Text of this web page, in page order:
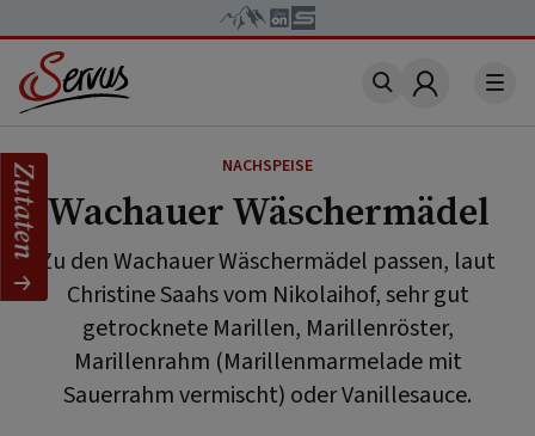
Account
NACHSPEISE
Wachauer Wäschermädel
Zu den Wachauer Wäschermädel passen, laut
Christine Saahs vom Nikolaihof, sehr gut
getrocknete Marillen, Marillenröster,
Marillenrahm (Marillenmarmelade mit
Sauerrahm vermischt) oder Vanillesauce.
Zutaten